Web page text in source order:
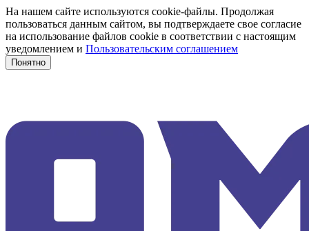
На нашем сайте используются cookie-файлы. Продолжая
пользоваться данным сайтом, вы подтверждаете свое согласие
на использование файлов cookie в соответствии с настоящим
уведомлением и Пользовательским соглашением
Понятно